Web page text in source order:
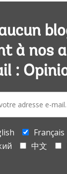
à nos
:
Français
中文